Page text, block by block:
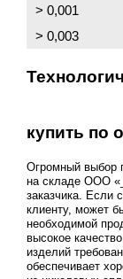
> 0,001
> 0,003
купить по
Огромный выбор
на складе ООО
заказчика. Если
клиенту, может
необходимой
высокое
изделий
обеспечивает